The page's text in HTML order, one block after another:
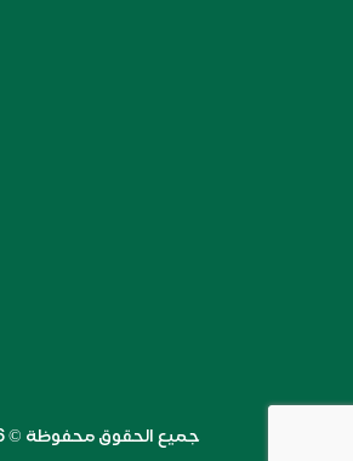
جميع الحقوق محفوظة ©️ 2026